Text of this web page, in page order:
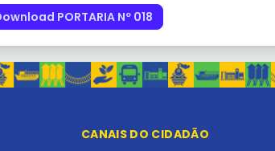
PORTARIA Nº 018
CANAIS DO CIDADÃO